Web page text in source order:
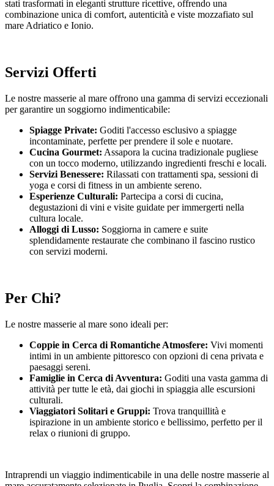
stati trasformati in eleganti strutture ricettive, offrendo una
combinazione unica di comfort, autenticità e viste mozzafiato sul
mare Adriatico e Ionio.
Servizi Offerti
Le nostre masserie al mare offrono una gamma di servizi eccezionali
per garantire un soggiorno indimenticabile:
Spiagge Private: Goditi l'accesso esclusivo a spiagge
incontaminate, perfette per prendere il sole e nuotare.
Cucina Gourmet: Assapora la cucina tradizionale pugliese
con un tocco moderno, utilizzando ingredienti freschi e locali.
Servizi Benessere: Rilassati con trattamenti spa, sessioni di
yoga e corsi di fitness in un ambiente sereno.
Esperienze Culturali: Partecipa a corsi di cucina,
degustazioni di vini e visite guidate per immergerti nella
cultura locale.
Alloggi di Lusso: Soggiorna in camere e suite
splendidamente restaurate che combinano il fascino rustico
con servizi moderni.
Per Chi?
Le nostre masserie al mare sono ideali per:
Coppie in Cerca di Romantiche Atmosfere: Vivi momenti
intimi in un ambiente pittoresco con opzioni di cena privata e
paesaggi sereni.
Famiglie in Cerca di Avventura: Goditi una vasta gamma di
attività per tutte le età, dai giochi in spiaggia alle escursioni
culturali.
Viaggiatori Solitari e Gruppi: Trova tranquillità e
ispirazione in un ambiente storico e bellissimo, perfetto per il
relax o riunioni di gruppo.
Intraprendi un viaggio indimenticabile in una delle nostre masserie al